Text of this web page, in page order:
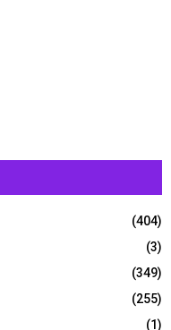
(404)
(3)
(349)
(255)
(1)